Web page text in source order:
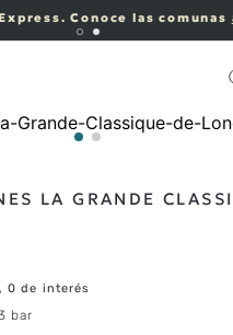
Conoce las comunas
LA GRANDE
0 de interés
bar